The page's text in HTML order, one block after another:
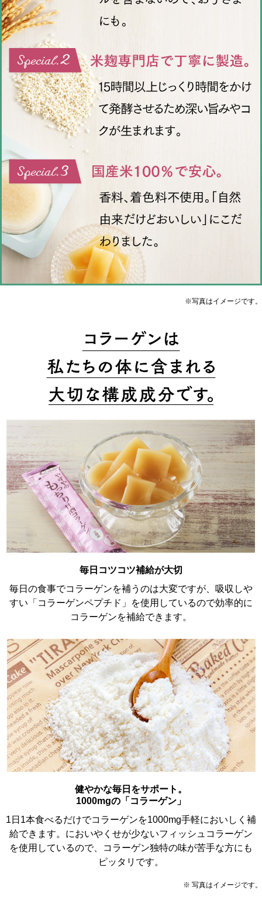
※写真はイメージです。
毎日コツコツ補給が大切
毎日の食事でコラーゲンを補うのは大変ですが、吸収しや
すい「コラーゲンペプチド」を使用しているので効率的に
コラーゲンを補給できます。
健やかな毎日をサポート。
1000mgの「コラーゲン」
1日1本食べるだけでコラーゲンを1000mg手軽においしく補
給できます。においやくせが少ないフィッシュコラーゲン
を使用しているので、コラーゲン独特の味が苦手な方にも
ピッタリです。
※ 写真はイメージです。